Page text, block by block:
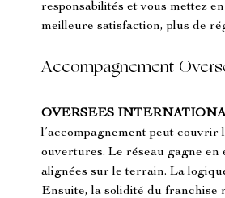
responsabilités et vous mettez
meilleure satisfaction, plus de
Accompagnement
OVERSEES
l’accompagnement peut couvrir
ouvertures. Le réseau gagne
alignées sur le terrain. La
Ensuite, la solidité du franchise